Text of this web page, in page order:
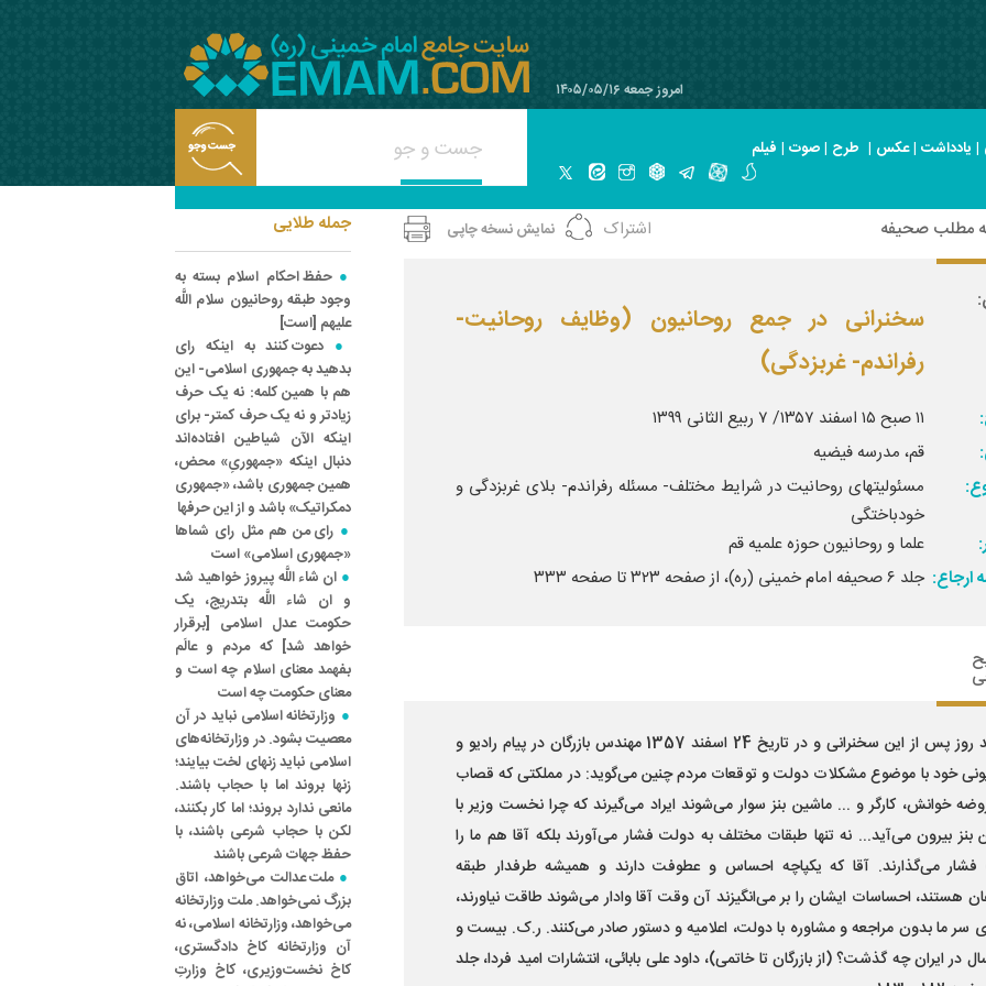
امروز جمعه ۱۴۰۵/۰۵/۱۶
| یادداشت |عکس | طرح |صوت | فیلم
مطلب صحیفه اشتراک نمایش نسخه چاپی
سخنرانی در جمع روحانیون (وظایف روحانیت-
رفراندم- غربزدگی)
۱۱ صبح ۱۵ اسفند ۱۳۵۷/ ۷ ربیع الثانی ۱۳۹۹
قم، مدرسه فیضیه
مسئولیتهای روحانیت در شرایط مختلف- مسئله رفراندم- بلای غربزدگی و
خودباختگی
علما و روحانیون حوزه علمیه قم‌
ارجاع: جلد ۶ صحیفه امام خمینی (ره)، از صفحه ۳۲۳ تا صفحه ۳۳۳
چند روز پس از این سخنرانی و در تاریخ 24 اسفند 1357 مهندس بازرگان در پیام رادیو و
خود با موضوع مشکلات دولت و توقعات مردم چنین می‌گوید: در مملکتی که قصاب
خوانش، کارگر و ... ماشین بنز سوار می‌شوند ایراد می‌گیرند که چرا نخست وزیر با
بنز بیرون می‌آید... نه تنها طبقات مختلف به دولت فشار می‌آورند بلکه آقا هم ما را
می‌گذارند. آقا که یکپاچه احساس و عطوفت دارند و همیشه طرفدار طبقه
هستند، احساسات ایشان را بر می‌انگیزند آن وقت آقا وادار می‌شوند طاقت نیاورند،
سر ما بدون مراجعه و مشاوره با دولت، اعلامیه و دستور صادر می‌کنند. ر.ک. بیست و
در ایران چه گذشت؟ (از بازرگان تا خاتمی)، داود علی بابائی، انتشارات امید فردا، جلد
جمله طلایی
حفظ احکام اسلام بسته به
وجود طبقه روحانیون سلام اللَّه
علیهم [است‌]
دعوت کنند به اینکه رای
بدهید به جمهوری اسلامی- این
هم با همین کلمه: نه یک حرف
زیادتر و نه یک حرف کمتر- برای
اینکه الآن شیاطین افتاده‌اند
دنبال اینکه «جمهوریِ» محض،
همین جمهوری باشد، «جمهوری
دمکراتیک» باشد و از این حرفها
رای من هم مثل رای شماها
«جمهوری اسلامی» است
ان شاء اللَّه پیروز خواهید شد
و ان شاء اللَّه بتدریج، یک
حکومت عدل اسلامی [برقرار
خواهد شد] که مردم و عالَم
بفهمد معنای اسلام چه است و
معنای حکومت چه است
وزارتخانه اسلامی نباید در آن
معصیت بشود. در وزارتخانه‌های
اسلامی نباید زنهای لخت بیایند؛
زنها بروند اما با حجاب باشند.
مانعی ندارد بروند؛ اما کار بکنند،
لکن با حجاب شرعی باشند، با
حفظ جهات شرعی باشند
ملت عدالت می‌خواهد، اتاق
بزرگ نمی‌خواهد. ملت وزارتخانه
می‌خواهد، وزارتخانه اسلامی، نه
آن وزارتخانه کاخ دادگستری،
کاخ نخست‌وزیری، کاخ وزارتِ